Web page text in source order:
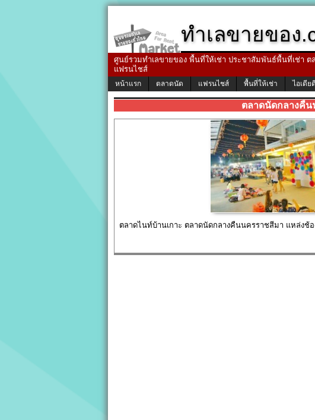
ทำเลขายของ
ศูนย์รวมทำเลขายของ พื้นที่ให้เช่า ประชาสัมพันธ์พื้นที่เช่า
แฟรนไชส์
หน้าแรก ตลาดนัด แฟรนไชส์ พื้นที่ให้เช่า ไอเดีย
ตลาดนัดกลางคืน
ตลาดไนท์บ้านเกาะ ตลาดนัดกลางคืนนครราชสีมา แหล่งช้อ